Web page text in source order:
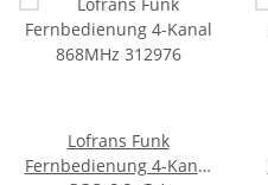
Lofrans Funk
Fernbedienung 4-Kanal